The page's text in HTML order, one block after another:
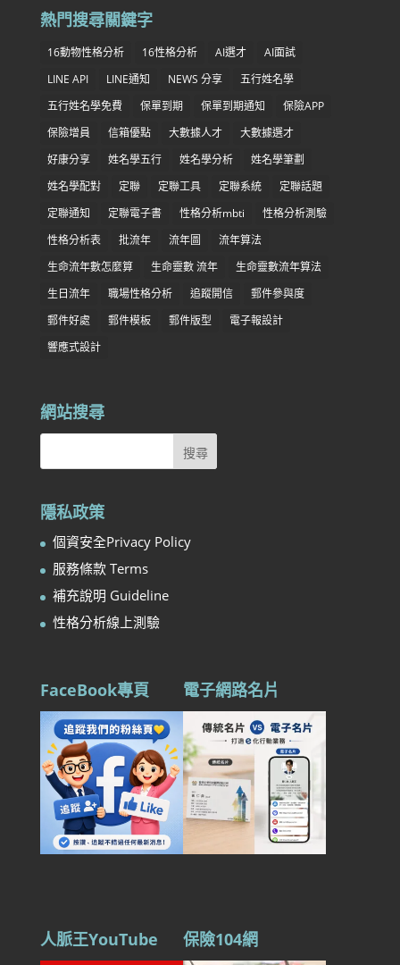
熱門搜尋關鍵字
16動物性格分析 16性格分析 AI選才
AI面試
LINE API
LINE通知 NEWS 分享
五行姓名學
五行姓名學免費
保單到期 保單到期通知
保險APP
保險增員
信箱優點 大數據人才
大數據選才
好康分享
姓名學五行 姓名學分析
姓名學筆劃
姓名學配對
定聯 定聯工具 定聯系統
定聯話題
定聯通知
定聯電子書 性格分析mbti
性格分析測驗
性格分析表
批流年 流年圖
流年算法
生命流年數怎麼算
生命靈數 流年
生命靈數流年算法
生日流年
職場性格分析 追蹤開信
郵件參與度
郵件好處
郵件模板 郵件版型
電子報設計
響應式設計
網站搜尋
隱私政策
個資安全Privacy Policy
服務條款 Terms
補充說明 Guideline
性格分析線上測驗
FaceBook專頁 電子網路名片
人脈王YouTube 保險104網